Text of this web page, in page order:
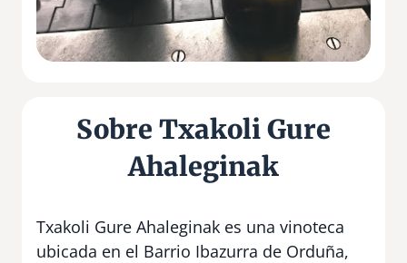
Sobre Txakoli Gure
Ahaleginak
Txakoli Gure Ahaleginak es una vinoteca
ubicada en el Barrio Ibazurra de Orduña,